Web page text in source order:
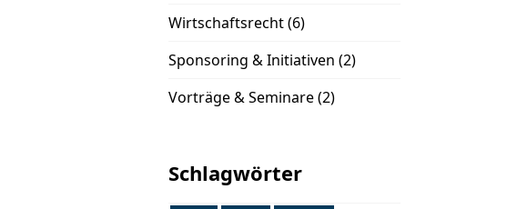
Wirtschaftsrecht(6)
Sponsoring & Initiativen (2)
Vorträge & Seminare(2)
Schlagwörter